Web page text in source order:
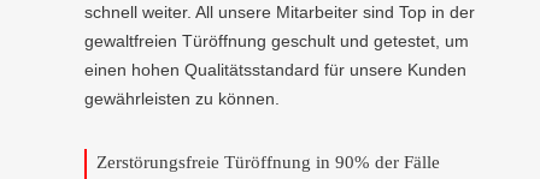
schnell weiter. All unsere Mitarbeiter sind Top in der
gewaltfreien Türöffnung geschult und getestet, um
einen hohen Qualitätsstandard für unsere Kunden
gewährleisten zu können.
Zerstörungsfreie Türöffnung in 90% der Fälle